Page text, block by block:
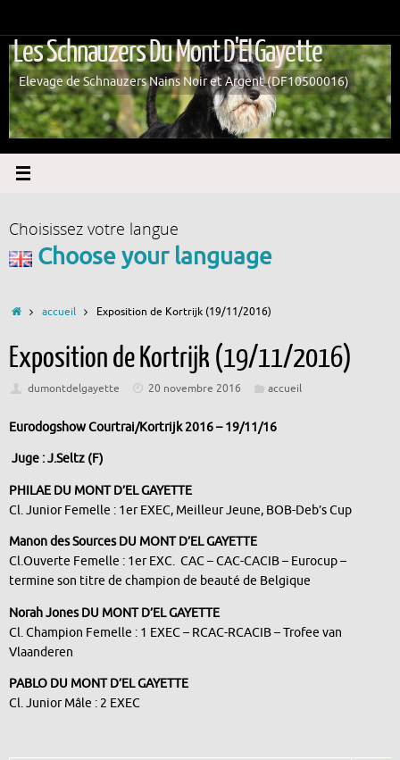
contenu
Les Schnauzers Du Mont D'El Gayette
Elevage de Schnauzers Nains Noir et Argent (DF10500016)
Choisissez votre langue
Choose your language
Accueil
accueil Exposition de Kortrijk (19/11/2016)
Exposition de Kortrijk (19/11/2016)
dumontdelgayette 20 novembre 2016 accueil
Eurodogshow Courtrai/Kortrijk 2016 – 19/11/16
Juge : J.Seltz (F)
PHILAE DU MONT D’EL GAYETTE
Cl. Junior Femelle : 1er EXEC, Meilleur Jeune, BOB-Deb’s Cup
Manon des Sources DU MONT D’EL GAYETTE
Cl.Ouverte Femelle : 1er EXC. CAC – CAC-CACIB – Eurocup –
termine son titre de champion de beauté de Belgique
Norah Jones DU MONT D’EL GAYETTE
Cl. Champion Femelle : 1 EXEC – RCAC-RCACIB – Trofee van
Vlaanderen
PABLO DU MONT D’EL GAYETTE
Cl. Junior Mâle : 2 EXEC